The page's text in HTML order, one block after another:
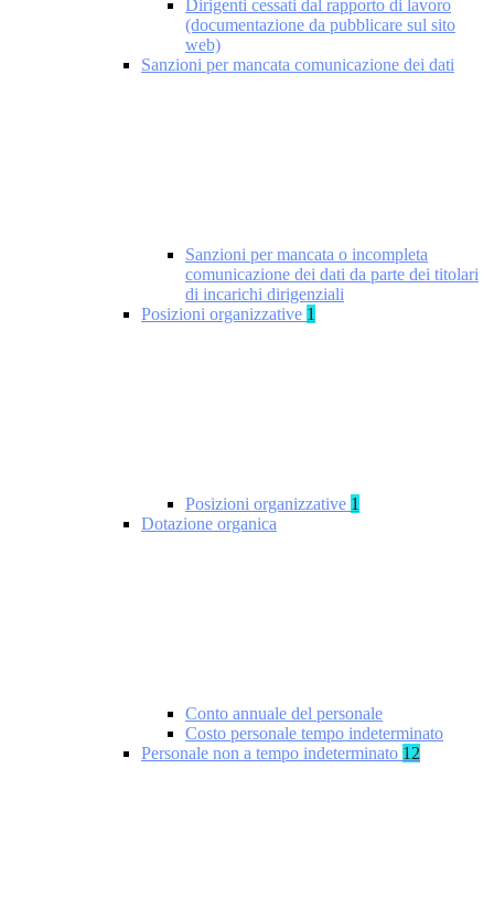
Dirigenti cessati dal rapporto di lavoro
(documentazione da pubblicare sul sito
web)
Sanzioni per mancata comunicazione dei dati
Sanzioni per mancata o incompleta
comunicazione dei dati da parte dei titolari
di incarichi dirigenziali
Posizioni organizzative 1
Posizioni organizzative 1
Dotazione organica
Conto annuale del personale
Costo personale tempo indeterminato
Personale non a tempo indeterminato 12